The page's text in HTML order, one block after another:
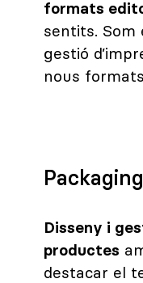
formats
sentits. Som
gestió
nous
Packaging
Disseny i
productes
destacar el